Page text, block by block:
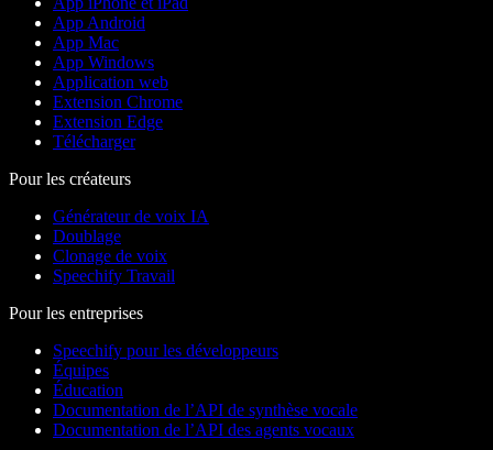
App Android
App Mac
App Windows
Application web
Extension Chrome
Extension Edge
Télécharger
Pour les créateurs
Générateur de voix IA
Doublage
Clonage de voix
Speechify Travail
Pour les entreprises
Speechify pour les développeurs
Équipes
Éducation
Documentation de l’API de synthèse vocale
Documentation de l’API des agents vocaux